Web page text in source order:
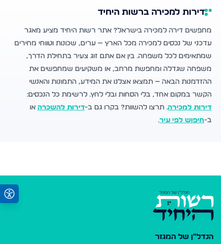
דירות למכירה ברשות היחיד
מחפשים דירה למכירה בישראל? אתר רשות היחיד מציע מאגר
עדכני של נכסים למכירה מכל הארץ — ערים, שכונות וטווחי מחירים
שמתאימים לכל משפחה. בין אם אתם זוג צעיר בתחילת הדרך,
משפחה שגדלה ומחפשת מרחב, או משקיעים שמחפשים את
ההזדמנות הבאה — תמצאו אצלנו את המידע, התמונות והאנשי
הקשר במקום אחד, בלי הסחות ובלי לחץ. לרשימת כל הנכסים:
דירות למכירה. תרצו להשוות? בקרו גם ב-דירות להשכרה או
ב-חיפוש לפי עיר.
הנדל"ן של המגזר